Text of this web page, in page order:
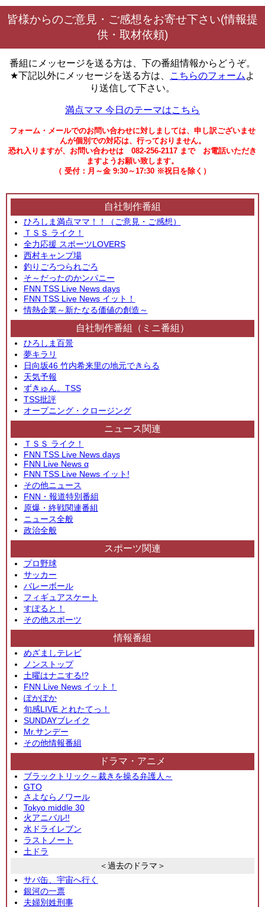
皆様からのご意見・ご感想をお寄せ下さい(情報提
供・取材依頼)
番組にメッセージを送る方は、下の番組情報からどうぞ。
★下記以外にメッセージを送る方は、
こちらのフォーム よ
り送信して下さい。
満点ママ 今日のテーマはこちら
フォーム・メールでのお問い合わせに対しましては、申し訳ございませ
んが個別での対応は、行っておりません。
恐れ入りますが、お問い合わせは 082-256-2117 まで お電話いただき
ますようお願い致します。
（ 受付：月～金 9:30～17:30 ※祝日を除く）
自社制作番組
ひろしま満点ママ！！（ご意見・ご感想）
ＴＳＳ ライク！
全力応援 スポーツLOVERS
西村キャンプ場
釣りごろつられごろ
そ～だったのかンパニー
FNN TSS Live News days
FNN TSS Live News イット！
情熱企業～新たなる価値の創造～
自社制作番組（ミニ番組）
ひろしま百景
夢キラリ
日向坂46 竹内希来里の地元できらる
天気予報
ずきゅん。TSS
TSS批評
オープニング・クロージング
ニュース関連
ＴＳＳ ライク！
FNN TSS Live News days
FNN Live News α
FNN TSS Live News イット!
その他ニュース
FNN・報道特別番組
原爆・終戦関連番組
ニュース全般
政治全般
スポーツ関連
プロ野球
サッカー
バレーボール
フィギュアスケート
すぽると！
その他スポーツ
情報番組
めざましテレビ
ノンストップ
土曜はナニする!?
FNN Live News イット！
ぽかぽか
旬感LIVE とれたてっ！
SUNDAYブレイク
Mr.サンデー
その他情報番組
ドラマ・アニメ
ブラックトリック～裁きを操る弁護人～
GTO
さよならノワール
Tokyo middle 30
火アニバル!!
水ドライレブン
ラストノート
土ドラ
＜過去のドラマ＞
サバ缶、宇宙へ行く
銀河の一票
夫婦別姓刑事